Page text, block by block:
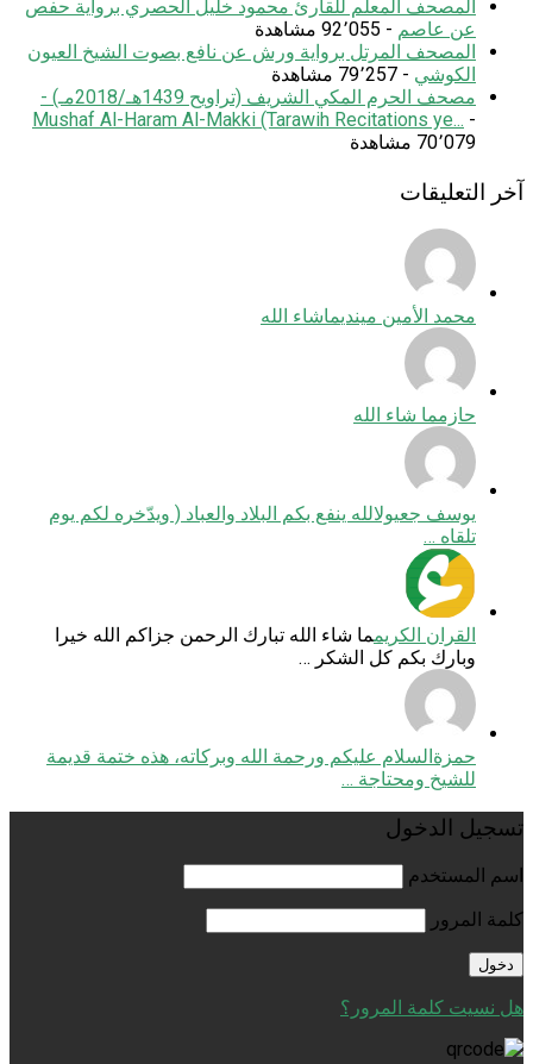
المصحف المعلم للقارئ محمود خليل الحصري برواية حفص
عن عاصم - 92٬055 مشاهدة
المصحف المرتل برواية ورش عن نافع بصوت الشيخ العيون
الكوشي - 79٬257 مشاهدة
مصحف الحرم المكي الشريف (تراويح 1439هـ/2018مـ) -
Mushaf Al-Haram Al-Makki (Tarawih Recitations ye... -
70٬079 مشاهدة
آخر التعليقات
محمد الأمين مينديماشاء الله
حازمما شاء الله
يوسف جعيولالله ينفع بكم البلاد والعباد ( ويدّخره لكم يوم
تلقاه …
القران الكريمما شاء الله تبارك الرحمن جزاكم الله خيرا
وبارك بكم كل الشكر …
حمزةالسلام عليكم ورحمة الله وبركاته، هذه ختمة قديمة
للشيخ ومحتاجة …
تسجيل الدخول
اسم المستخدم
كلمة المرور
هل نسيت كلمة المرور؟